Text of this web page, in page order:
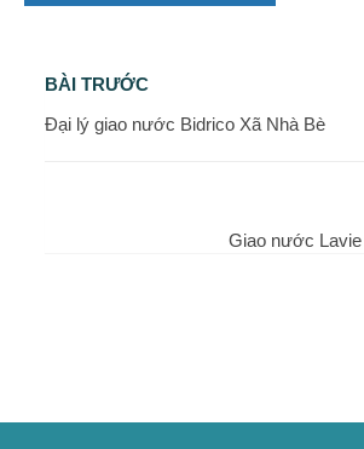
BÀI TRƯỚC
Đại lý giao nước Bidrico Xã Nhà Bè
Giao nước